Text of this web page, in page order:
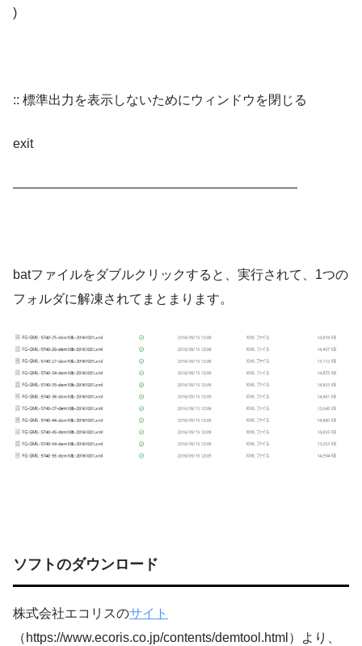
)
:: 標準出力を表示しないためにウィンドウを閉じる
exit
——————————————————————
batファイルをダブルクリックすると、実行されて、1つの
フォルダに解凍されてまとまります。
ソフトのダウンロード
株式会社エコリスのサイト
（https://www.ecoris.co.jp/contents/demtool.html）より、